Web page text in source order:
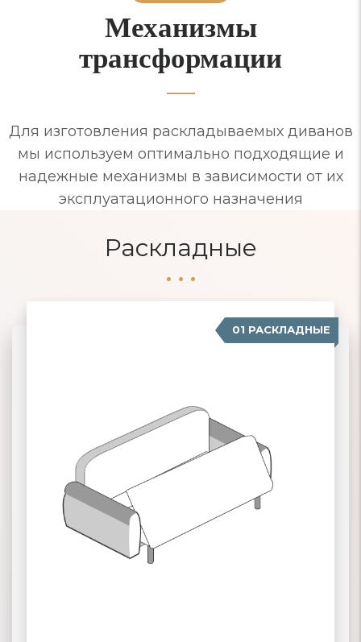
Механизмы
трансформации
Для изготовления раскладываемых диванов
мы используем оптимально подходящие и
надежные механизмы в зависимости от их
эксплуатационного назначения
Раскладные
01 РАСКЛАДНЫЕ